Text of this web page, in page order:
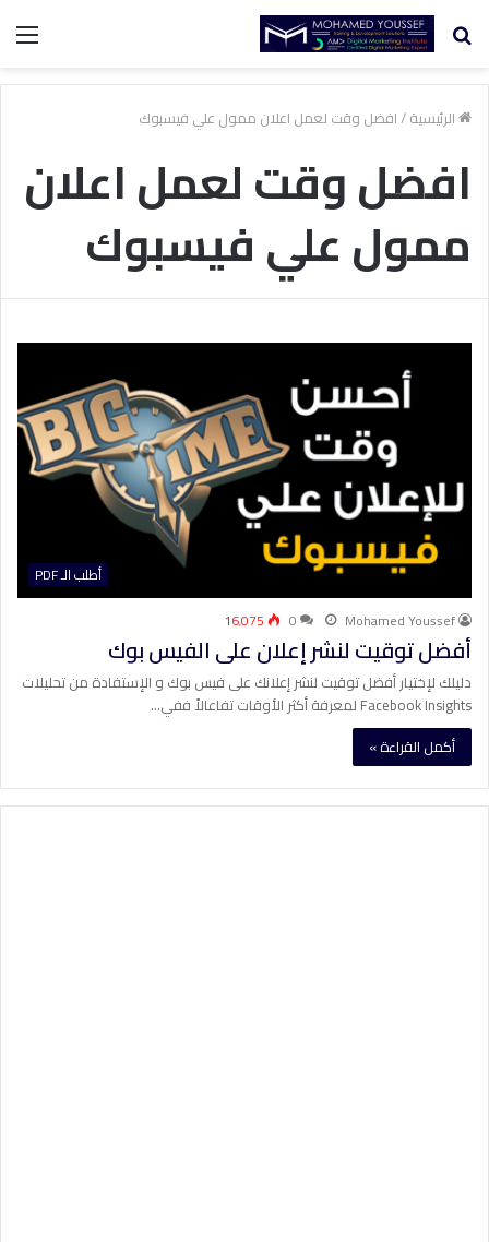
بحث
الرئيسية/افضل وقت لعمل اعلان ممول علي فيسبوك
افضل وقت لعمل اعلان
ممول علي فيسبوك
أطلب الـ PDF
Mohamed Youssef
0 16٬075
أفضل توقيت لنشر إعلان على الفيس بوك
دليلك لإختيار أفضل توقيت لنشر إعلانك على فيس بوك و الإستفادة من تحليلات
Facebook Insights لمعرفة أكثر الأوقات تفاعالاً ففي…
أكمل القراءة »